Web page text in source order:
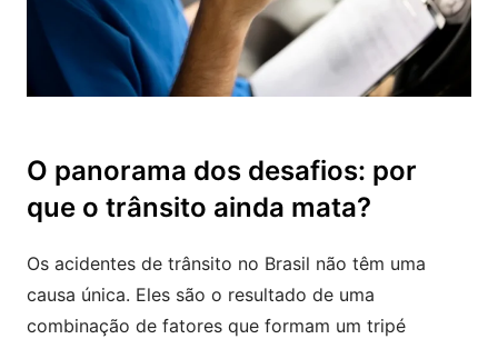
O panorama dos desafios: por
que o trânsito ainda mata?
Os acidentes de trânsito no Brasil não têm uma
causa única. Eles são o resultado de uma
combinação de fatores que formam um tripé